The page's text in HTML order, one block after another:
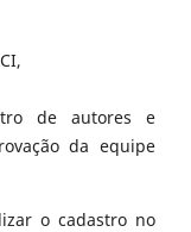
de autores e
da equipe
o cadastro no